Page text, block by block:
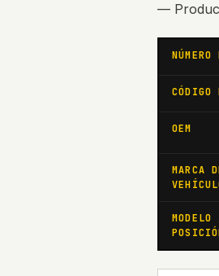
—
NÚMERO
CÓDIGO
OEM
MARCA